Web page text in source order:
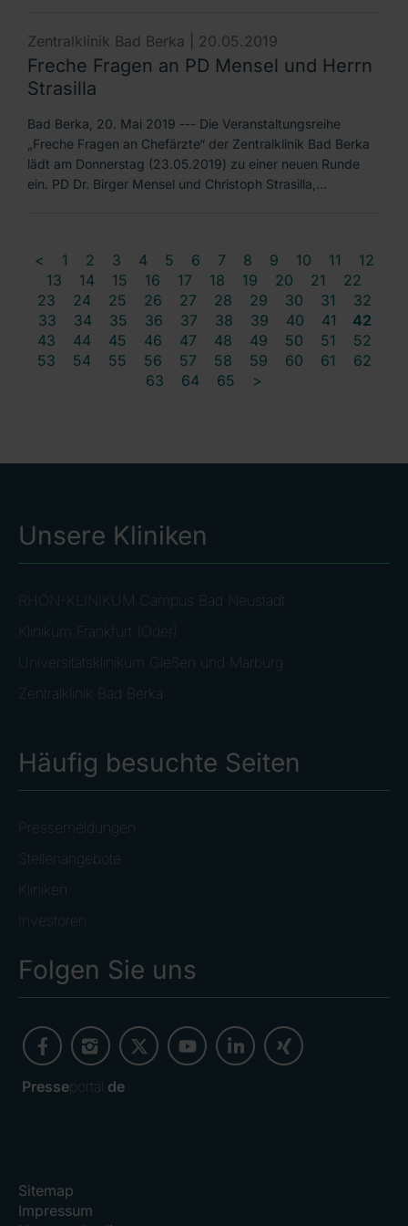
Zentralklinik Bad Berka | 20.05.2019
Freche Fragen an PD Mensel und Herrn
Strasilla
Bad Berka, 20. Mai 2019 --- Die Veranstaltungsreihe
„Freche Fragen an Chefärzte“ der Zentralklinik Bad Berka
lädt am Donnerstag (23.05.2019) zu einer neuen Runde
ein. PD Dr. Birger Mensel und Christoph Strasilla,…
< 1 2 3 4 5 6 7 8 9 10 11
12
13
14 15 16 17 18 19 20 21
22
23
24 25 26 27 28 29 30 31
32
33
34 35 36 37 38 39 40 41
42
43
44 45 46 47 48 49 50 51
52
53
54 55 56 57 58 59 60 61
62
63
64 65 >
Unsere Kliniken
RHÖN-KLINIKUM Campus Bad Neustadt
Klinikum Frankfurt (Oder)
Universitätsklinikum Gießen und Marburg
Zentralklinik Bad Berka
Häufig besuchte Seiten
Pressemeldungen
Stellenangebote
Kliniken
Investoren
Folgen Sie uns
Presseportal. de
Sitemap
Impressum